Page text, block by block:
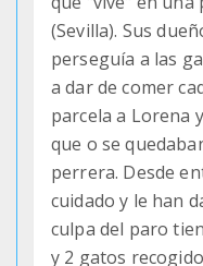
(Sevilla). Sus
perseguía a las
a dar de comer
parcela a Lorena
que o se
perrera. Desde
cuidado y le han
culpa del paro
y 2 gatos